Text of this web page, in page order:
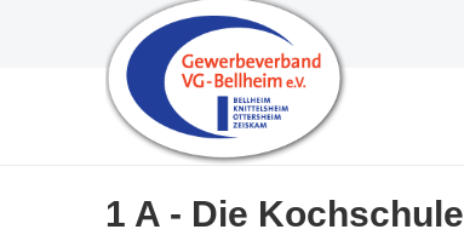
1 A - Die Kochschule